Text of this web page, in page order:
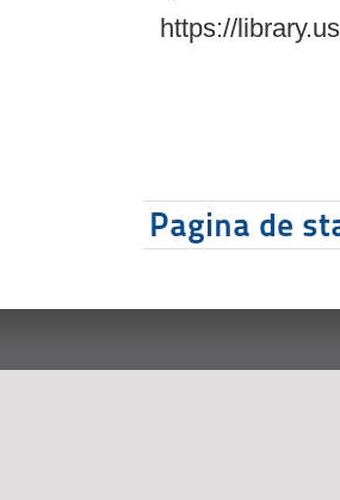
https://
Pagina de